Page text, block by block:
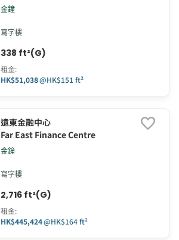
金鐘
寫字樓
338 ft²(G)
租金:
HK$51,038@HK$151 ft²
遠東金融中心
Far East Finance Centre
金鐘
寫字樓
2,716 ft²(G)
租金:
HK$445,424@HK$164 ft²